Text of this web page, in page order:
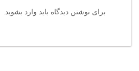
برای نوشتن دیدگاه باید وارد بشوید